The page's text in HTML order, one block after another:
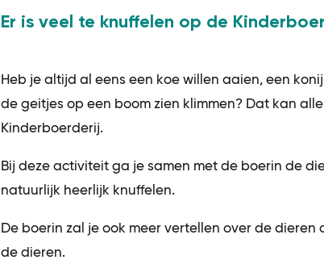
Er is veel te knuffelen op de
Heb je altijd al eens een koe willen aaien, een
de geitjes op een boom zien klimmen? Dat kan
Kinderboerderij.
Bij deze activiteit ga je samen met de boerin de
natuurlijk heerlijk knuffelen.
De boerin zal je ook meer vertellen over de dieren
de dieren.